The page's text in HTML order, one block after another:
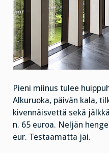
Pieni miinus tulee
Alkuruoka, päivän kala,
kivennäisvettä sekä
n. 65 euroa. Neljän
eur. Testaamatta jäi.